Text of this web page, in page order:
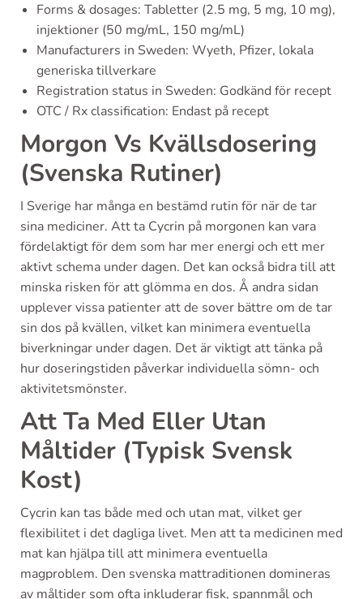
Forms & dosages: Tabletter (2.5 mg, 5 mg, 10 mg),
injektioner (50 mg/mL, 150 mg/mL)
Manufacturers in Sweden: Wyeth, Pfizer, lokala
generiska tillverkare
Registration status in Sweden: Godkänd för recept
OTC / Rx classification: Endast på recept
Morgon Vs Kvällsdosering
(Svenska Rutiner)
I Sverige har många en bestämd rutin för när de tar
sina mediciner. Att ta Cycrin på morgonen kan vara
fördelaktigt för dem som har mer energi och ett mer
aktivt schema under dagen. Det kan också bidra till att
minska risken för att glömma en dos. Å andra sidan
upplever vissa patienter att de sover bättre om de tar
sin dos på kvällen, vilket kan minimera eventuella
biverkningar under dagen. Det är viktigt att tänka på
hur doseringstiden påverkar individuella sömn- och
aktivitetsmönster.
Att Ta Med Eller Utan
Måltider (Typisk Svensk
Kost)
Cycrin kan tas både med och utan mat, vilket ger
flexibilitet i det dagliga livet. Men att ta medicinen med
mat kan hjälpa till att minimera eventuella
magproblem. Den svenska mattraditionen domineras
av måltider som ofta inkluderar fisk, spannmål och